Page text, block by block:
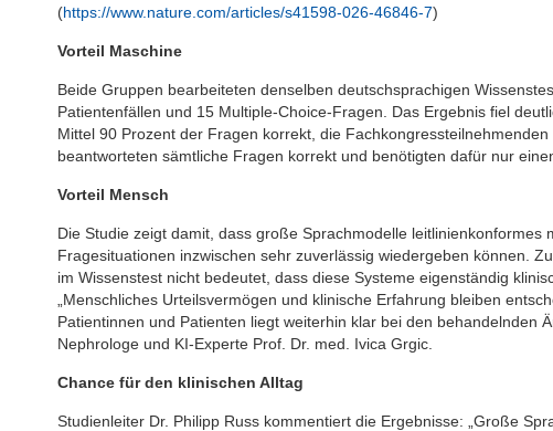
(https://www.nature.com/articles/s41598-026-46846-7)
Vorteil Maschine
Beide Gruppen bearbeiteten denselben deutschsprachigen
Patientenfällen und 15 Multiple-Choice-Fragen. Das Ergebnis fiel
Mittel 90 Prozent der Fragen korrekt, die
beantworteten sämtliche Fragen korrekt und benötigten dafür nur
Vorteil Mensch
Die Studie zeigt damit, dass große Sprachmodelle leitlinienkonformes
Fragesituationen inzwischen sehr zuverlässig wiedergeben können.
im Wissenstest nicht bedeutet, dass diese Systeme eigenständig
„Menschliches Urteilsvermögen und klinische Erfahrung bleiben
Patientinnen und Patienten liegt weiterhin klar bei den behandelnden
Nephrologe und KI-Experte Prof. Dr. med. Ivica Grgic.
Chance für den klinischen Alltag
Studienleiter Dr. Philipp Russ kommentiert die Ergebnisse: „Große